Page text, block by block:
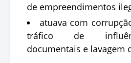
de empreendimentos
atuava com
tráfico de
documentais e lavagem